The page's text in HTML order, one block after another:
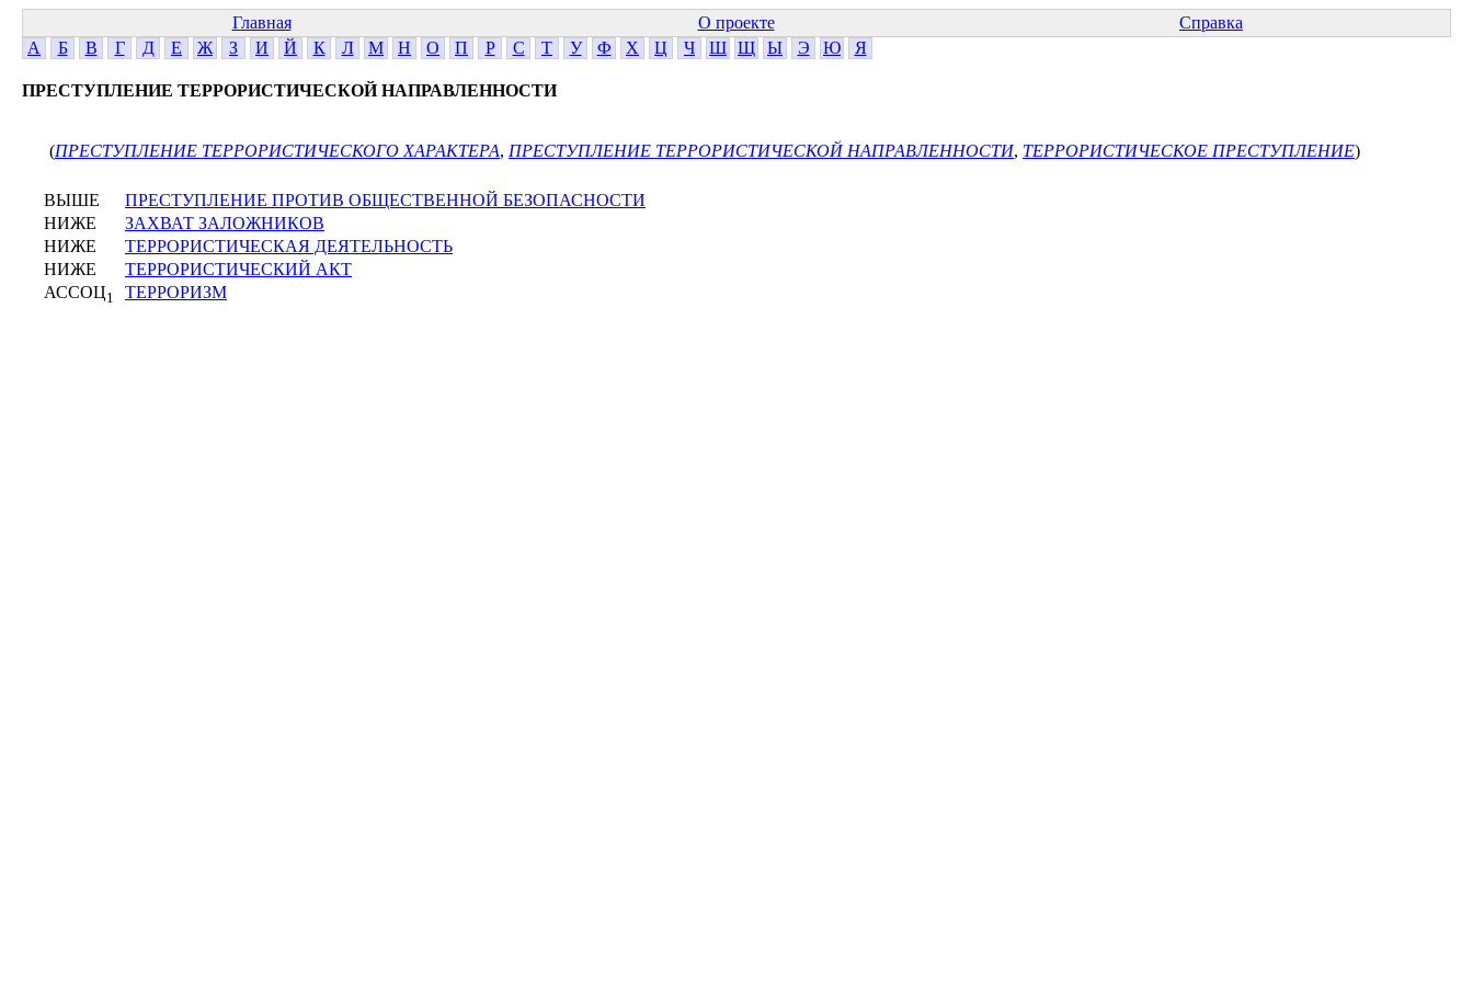
Главная О проекте
Справка
А
Б В Г Д Е Ж З И Й К Л М Н О П Р С Т У Ф Х Ц Ч Ш Щ Ы Э Ю Я
ПРЕСТУПЛЕНИЕ ТЕРРОРИСТИЧЕСКОЙ НАПРАВЛЕННОСТИ
(ПРЕСТУПЛЕНИЕ ТЕРРОРИСТИЧЕСКОГО ХАРАКТЕРА, ПРЕСТУПЛЕНИЕ ТЕРРОРИСТИЧЕСКОЙ НАПРАВЛЕННОСТИ, ТЕРРОРИСТИЧЕСКОЕ ПРЕСТУПЛЕНИЕ)
ВЫШЕ
ПРЕСТУПЛЕНИЕ ПРОТИВ ОБЩЕСТВЕННОЙ БЕЗОПАСНОСТИ
НИЖЕ
ЗАХВАТ ЗАЛОЖНИКОВ
НИЖЕ
ТЕРРОРИСТИЧЕСКАЯ ДЕЯТЕЛЬНОСТЬ
НИЖЕ
ТЕРРОРИСТИЧЕСКИЙ АКТ
АССОЦ1 ТЕРРОРИЗМ